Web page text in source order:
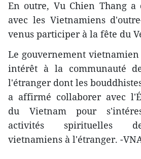
En outre, Vu Chien Thang
avec les Vietnamiens
venus participer à la fête du
Le gouvernement
intérêt à la communauté
l'étranger dont les
a affirmé collaborer avec
du Vietnam pour
activités spirituelles
vietnamiens à l'étranger. -